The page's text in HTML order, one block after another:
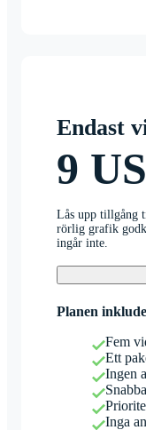
Endast
9
Lås upp tillgång
rörlig grafik
ingår inte.
Planen
Fem
Ett
Ingen
Inga